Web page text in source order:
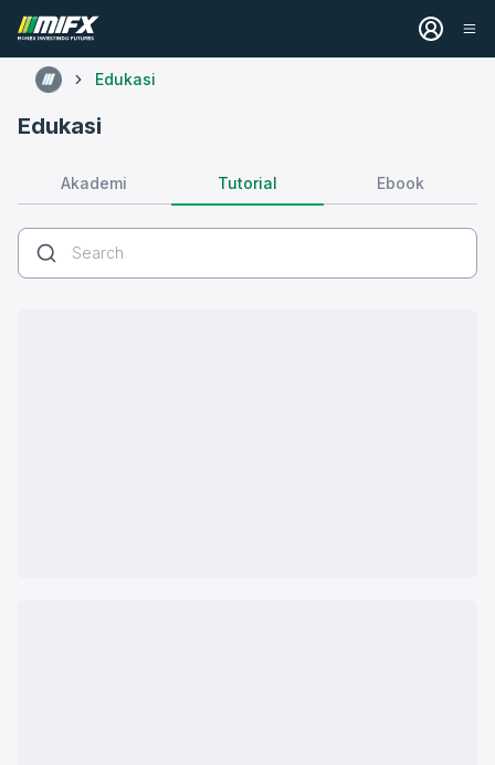
Edukasi
Edukasi
Akademi Tutorial Ebook